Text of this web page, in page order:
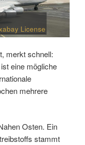
License
merkt schnell:
eine mögliche
mehrere
Osten. Ein
stammt